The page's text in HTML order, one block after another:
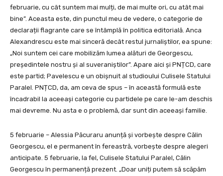
februarie, cu cât suntem mai mulți, de mai multe ori, cu atât mai
bine”. Aceasta este, din punctul meu de vedere, o categorie de
declarații flagrante care se întâmplă în politica editorială. Anca
Alexandrescu este mai sinceră decât restul jurnaliștilor, ea spune:
„Noi suntem cei care mobilizăm lumea alături de Georgescu,
președintele nostru și al suveraniștilor”. Apare aici și PNȚCD, care
este partid; Pavelescu e un obișnuit al studioului Culisele Statului
Paralel. PNȚCD, da, am ceva de spus – în această formulă este
încadrabil la aceeași categorie cu partidele pe care le-am deschis
mai devreme. Nu asta e o problemă, dar sunt din aceeași familie.
5 februarie – Alessia Păcuraru anunță și vorbește despre Călin
Georgescu, el e permanent în fereastră, vorbește despre alegeri
anticipate. 5 februarie, la fel, Culisele Statului Paralel, Călin
Georgescu în permanență prezent. „Doar uniți putem să scăpăm